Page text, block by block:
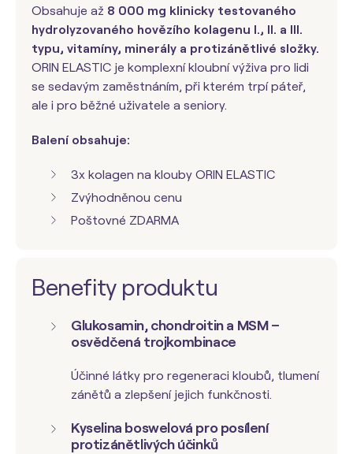
Obsahuje až 8 000 mg klinicky testovaného
hydrolyzovaného hovězího kolagenu I., II. a III.
typu, vitamíny, minerály a protizánětlivé složky.
ORIN ELASTIC je komplexní kloubní výživa pro lidi
se sedavým zaměstnáním, při kterém trpí páteř,
ale i pro běžné uživatele a seniory.
Balení obsahuje:
3x kolagen na klouby ORIN ELASTIC
Zvýhodněnou cenu
Poštovné ZDARMA
Benefity produktu
Glukosamin, chondroitin a MSM –
osvědčená trojkombinace
Účinné látky pro regeneraci kloubů, tlumení
zánětů a zlepšení jejich funkčnosti.
Kyselina boswelová pro posílení
protizánětlivých účinků